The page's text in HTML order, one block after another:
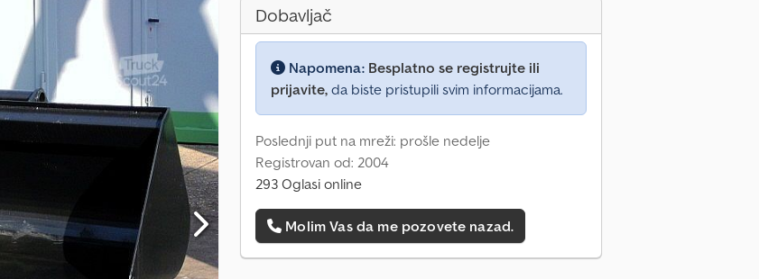
Dobavljač
Napomena: Besplatno se registrujte ili
prijavite, da biste pristupili svim informacijama.
Poslednji put na mreži: prošle nedelje
Registrovan od: 2004
293 Oglasi online
Molim Vas da me pozovete nazad.